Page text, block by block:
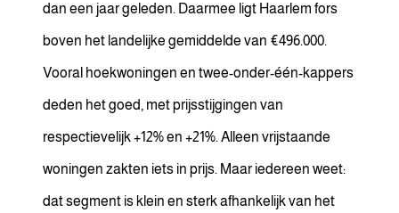
dan een jaar geleden. Daarmee ligt Haarlem fors
boven het landelijke gemiddelde van €496.000.
Vooral hoekwoningen en twee-onder-één-kappers
deden het goed, met prijsstijgingen van
respectievelijk +12% en +21%. Alleen vrijstaande
woningen zakten iets in prijs. Maar iedereen weet:
dat segment is klein en sterk afhankelijk van het